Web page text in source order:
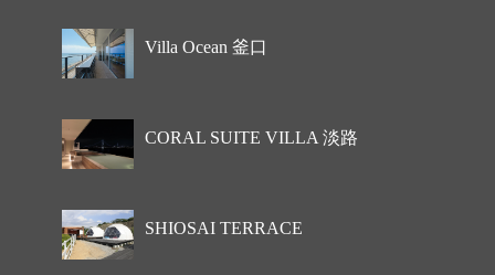
Villa Ocean 釜口
CORAL SUITE VILLA 淡路
SHIOSAI TERRACE